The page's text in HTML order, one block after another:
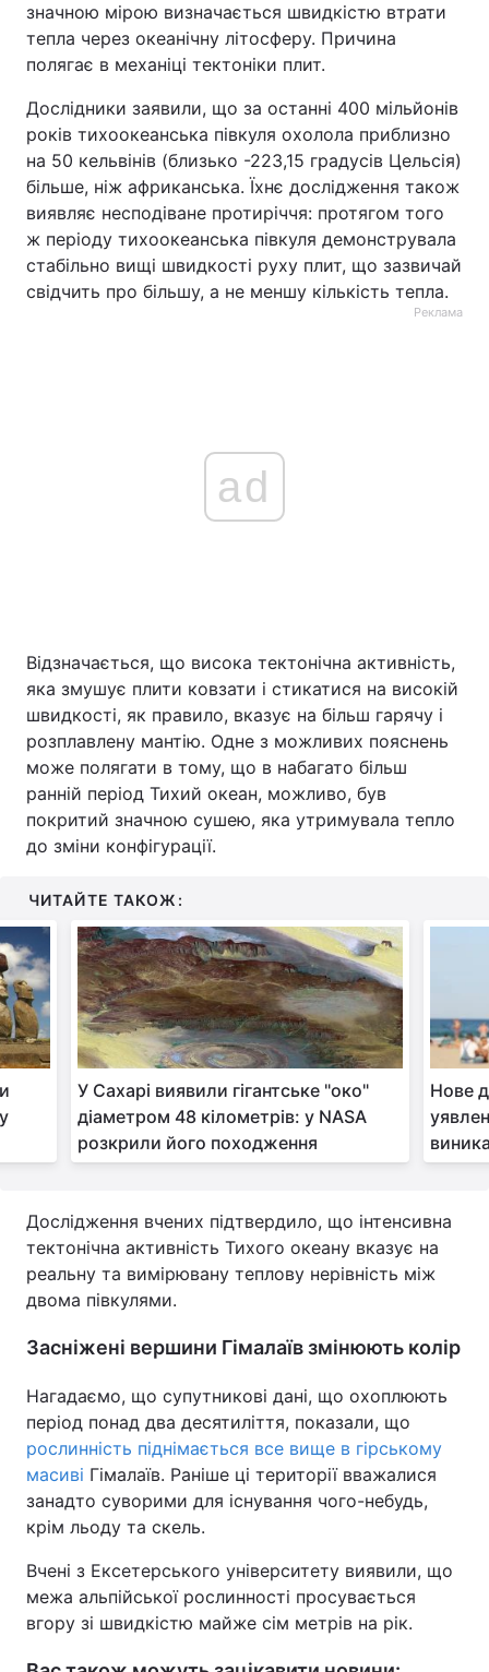
значною мірою визначається швидкістю втрати
тепла через океанічну літосферу. Причина
полягає в механіці тектоніки плит.
Дослідники заявили, що за останні 400 мільйонів
років тихоокеанська півкуля охолола приблизно
на 50 кельвінів (близько -223,15 градусів Цельсія)
більше, ніж африканська. Їхнє дослідження також
виявляє несподіване протиріччя: протягом того
ж періоду тихоокеанська півкуля демонструвала
стабільно вищі швидкості руху плит, що зазвичай
свідчить про більшу, а не меншу кількість тепла.
Реклама
ad
Відзначається, що висока тектонічна активність,
яка змушує плити ковзати і стикатися на високій
швидкості, як правило, вказує на більш гарячу і
розплавлену мантію. Одне з можливих пояснень
може полягати в тому, що в набагато більш
ранній період Тихий океан, можливо, був
покритий значною сушею, яка утримувала тепло
до зміни конфігурації.
ЧИТАЙТЕ ТАКОЖ:
У Сахарі виявили гігантське "око"
діаметром 48 кілометрів: у NASA
розкрили його походження
Нове
Дослідження вчених підтвердило, що інтенсивна
тектонічна активність Тихого океану вказує на
реальну та вимірювану теплову нерівність між
двома півкулями.
Засніжені вершини Гімалаїв змінюють колір
Нагадаємо, що супутникові дані, що охоплюють
період понад два десятиліття, показали, що
рослинність піднімається все вище в гірському
масиві Гімалаїв. Раніше ці території вважалися
занадто суворими для існування чого-небудь,
крім льоду та скель.
Вчені з Ексетерського університету виявили, що
межа альпійської рослинності просувається
вгору зі швидкістю майже сім метрів на рік.